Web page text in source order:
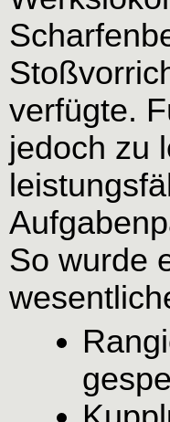
verfügte.
jedoch zu
So wurde